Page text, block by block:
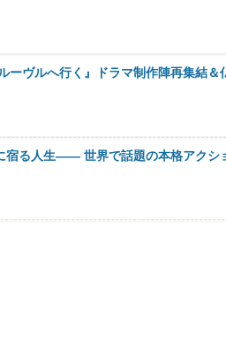
ーヴルへ行く』ドラマ制作陣再集結＆
宿る人生―― 世界で話題の本格アクシ